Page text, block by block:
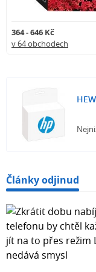
364 - 646 Kč
v 64 obchodech
Články odjinud